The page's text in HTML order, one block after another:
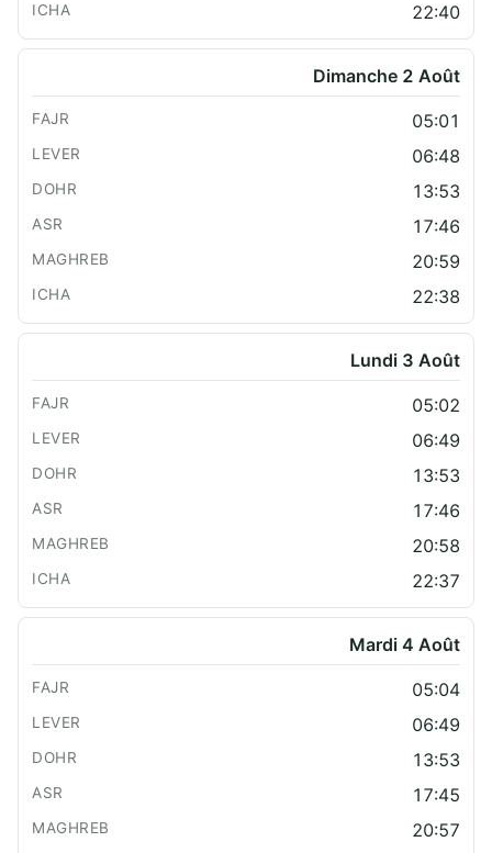
22:40
Dimanche 2 Août
05:01
06:48
13:53
17:46
20:59
22:38
Lundi 3 Août
05:02
06:49
13:53
17:46
20:58
22:37
Mardi 4 Août
05:04
06:49
13:53
17:45
20:57